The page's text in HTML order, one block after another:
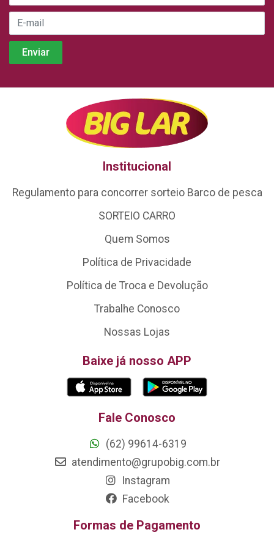
Institucional
Regulamento para concorrer sorteio Barco de pesca
SORTEIO CARRO
Quem Somos
Política de Privacidade
Política de Troca e Devolução
Trabalhe Conosco
Nossas Lojas
Baixe já nosso APP
Fale Conosco
(62) 99614-6319
atendimento@grupobig.com.br
Instagram
Facebook
Formas de Pagamento